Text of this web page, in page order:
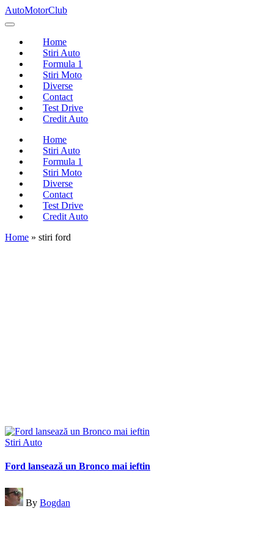
Skip
to
AutoMotorClub
Totul
masini
pasionatii
masini
Home
Stiri Auto
Formula 1
Stiri Moto
Diverse
Contact
Test Drive
Credit Auto
Home
Stiri Auto
Formula 1
Stiri Moto
Diverse
Contact
Test Drive
Credit Auto
Home » stiri ford
Posted
Stiri Auto
Ford lansează un Bronco mai ieftin
Posted
by
By Bogdan